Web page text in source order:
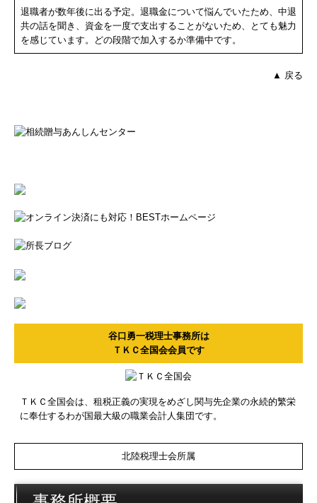
谷口勇一税理士事務所は
ＴＫＣ全国会会員です
ＴＫＣ全国会は、租税正義の実現をめざし関与先企業の永続的繁栄
に奉仕するわが国最大級の職業会計人集団です。
北陸税理士会所属
退職者が数年後に出る予定。退職金について悩んでいたため、中退
共の話を聞き、資金を一度で支出することがないため、とても魅力
を感じています。どの段階で加入するか準備中です。
▲ 戻る